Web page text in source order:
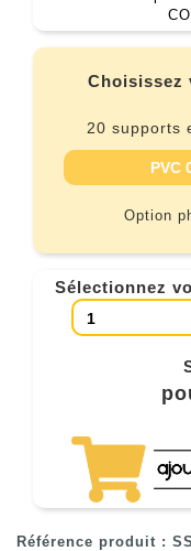
Choisissez
20 supports
PVC
Option
Sélectionnez
Référence produit :